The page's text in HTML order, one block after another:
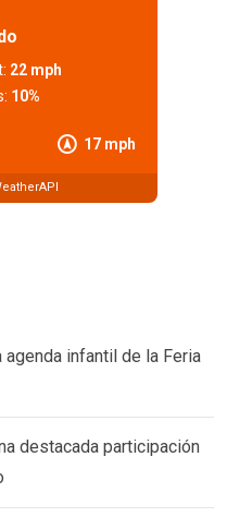
17 mph
22 mph
10%
agenda infantil de la Feria
destacada participación